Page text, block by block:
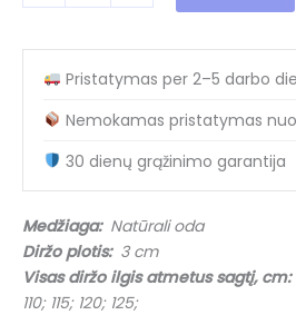
moteriškas
diržas
M30006
Dark
Blue
(3
cm)
Pristatymas per 2–5 darbo
Nemokamas pristatymas
30 dienų grąžinimo garantija
Medžiaga: Natūrali oda
Diržo plotis:3 cm
Visas diržo ilgis atmetus sagtį, cm:
110; 115; 120; 125;